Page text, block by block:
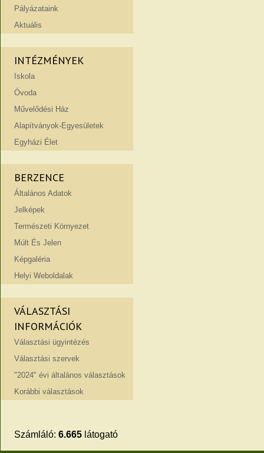
Pályázataink
Aktuális
INTÉZMÉNYEK
Iskola
Óvoda
Művelődési Ház
Alapítványok-Egyesületek
Egyházi Élet
BERZENCE
Általános Adatok
Jelképek
Természeti Környezet
Múlt És Jelen
Képgaléria
Helyi Weboldalak
VÁLASZTÁSI
INFORMÁCIÓK
Választási ügyintézés
Választási szervek
"2024" évi általános választások
Korábbi választások
Számláló: 6.665látogató